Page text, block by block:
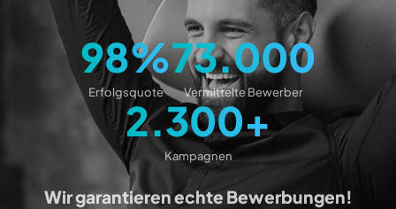
98%
Erfolgsquote
73.000
Vermittelte Bewerber
2.300+
Kampagnen
Wir garantieren echte Bewerbungen!